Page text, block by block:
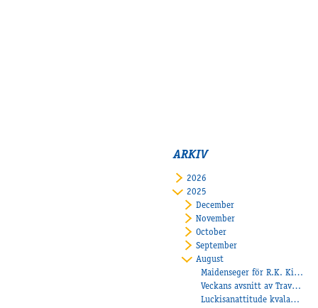
ARKIV
2026
2025
December
November
October
September
August
Maidenseger för R.K. Kiara – Törnqvist tog tränardubbel
Veckans avsnitt av Travtjöt!
Luckisanattitude kvalade in till finalen av Svenskt Travderby!